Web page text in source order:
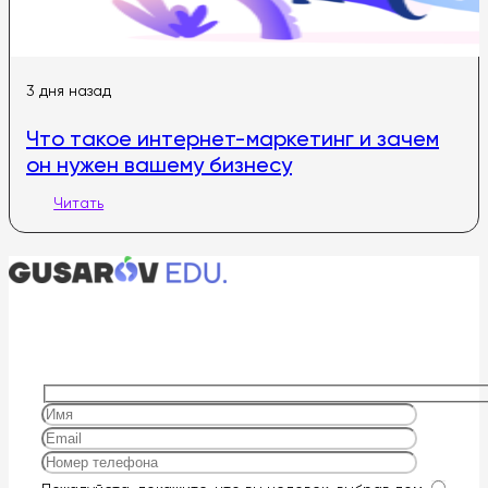
3 дня назад
Что такое интернет-маркетинг и зачем
он нужен вашему бизнесу
Читать